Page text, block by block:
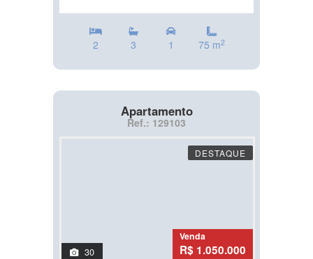
2 3 1 75 m2
Apartamento
Ref.: 129103
DESTAQUE
30
Venda
R$ 1.050.000